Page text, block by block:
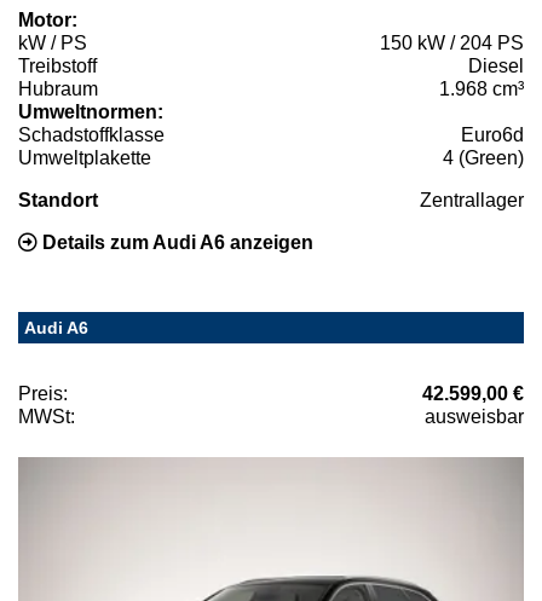
Motor:
kW / PS
150 kW / 204 PS
Treibstoff
Diesel
Hubraum
1.968 cm³
Umweltnormen:
Schadstoffklasse
Euro6d
Umweltplakette
4 (Green)
Standort Zentrallager
Details zum Audi A6 anzeigen
Audi A6
Preis:
42.599,00 €
MWSt:
ausweisbar